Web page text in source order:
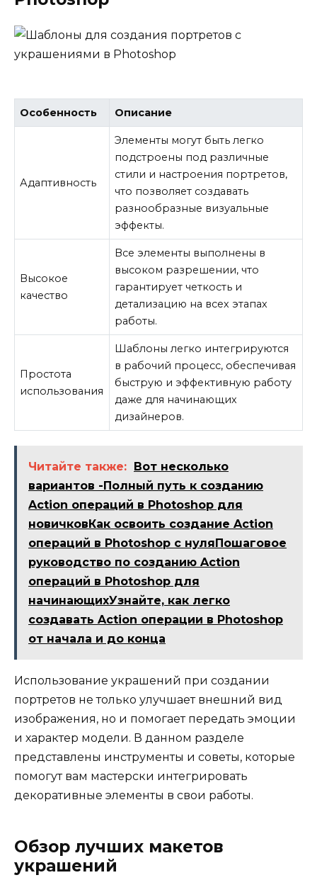
Особенность Описание
Адаптивность
Элементы могут быть легко
подстроены под различные
стили и настроения портретов,
что позволяет создавать
разнообразные визуальные
эффекты.
Высокое
качество
Все элементы выполнены в
высоком разрешении, что
гарантирует четкость и
детализацию на всех этапах
работы.
Простота
использования
Шаблоны легко интегрируются
в рабочий процесс, обеспечивая
быструю и эффективную работу
даже для начинающих
дизайнеров.
Читайте также:
Вот несколько
вариантов -Полный путь к созданию
Action операций в Photoshop для
новичковКак освоить создание Action
операций в Photoshop с нуляПошаговое
руководство по созданию Action
операций в Photoshop для
начинающихУзнайте, как легко
создавать Action операции в Photoshop
от начала и до конца
Использование украшений при создании
портретов не только улучшает внешний вид
изображения, но и помогает передать эмоции
и характер модели. В данном разделе
представлены инструменты и советы, которые
помогут вам мастерски интегрировать
декоративные элементы в свои работы.
Обзор лучших макетов
украшений